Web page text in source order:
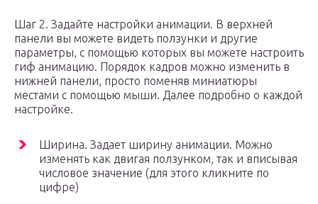
Шаг 2. Задайте настройки анимации. В верхней
панели вы можете видеть ползунки и другие
параметры, с помощью которых вы можете настроить
гиф анимацию. Порядок кадров можно изменить в
нижней панели, просто поменяв миниатюры
местами с помощью мыши. Далее подробно о каждой
настройке.
Ширина. Задает ширину анимации. Можно
изменять как двигая ползунком, так и вписывая
числовое значение (для этого кликните по
цифре)